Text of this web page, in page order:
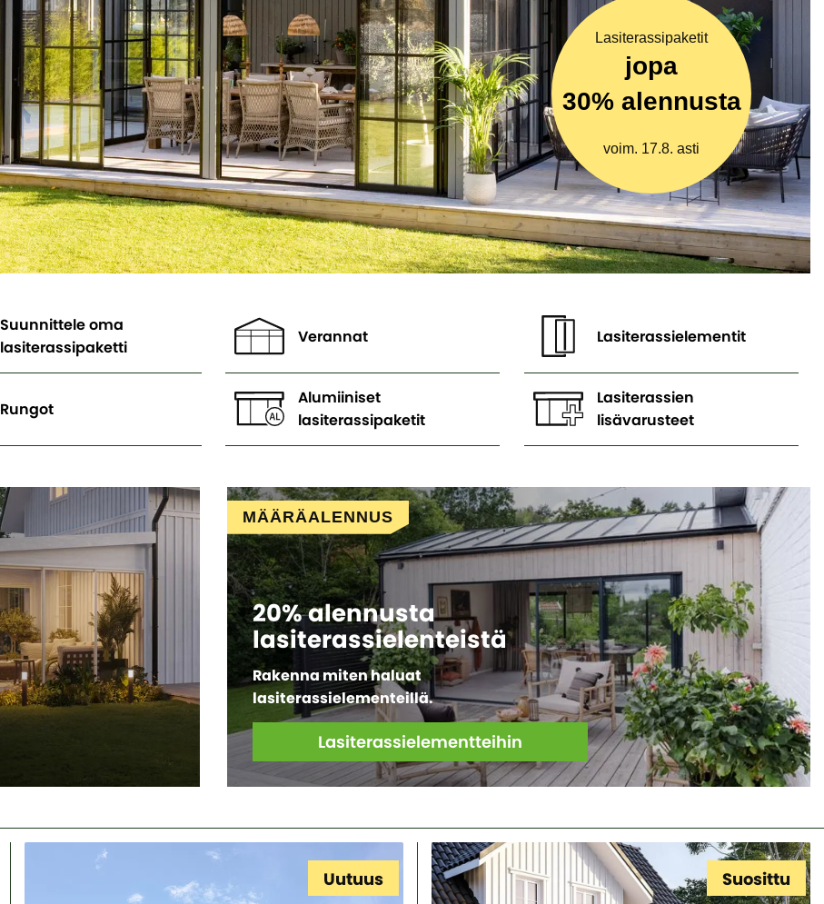
Lasiterassipaketit
jopa
30% alennusta
voim. 17.8. asti
Suunnittele oma
lasiterassipaketti
Verannat Lasiterassielementit
Rungot
Alumiiniset
lasiterassipaketit
Lasiterassien
lisävarusteet
MÄÄRÄALENNUS
20% alennusta
lasiterassielenteistä
Rakenna miten haluat
lasiterassielementeillä.
Lasiterassielementteihin
Uutuus Suosittu